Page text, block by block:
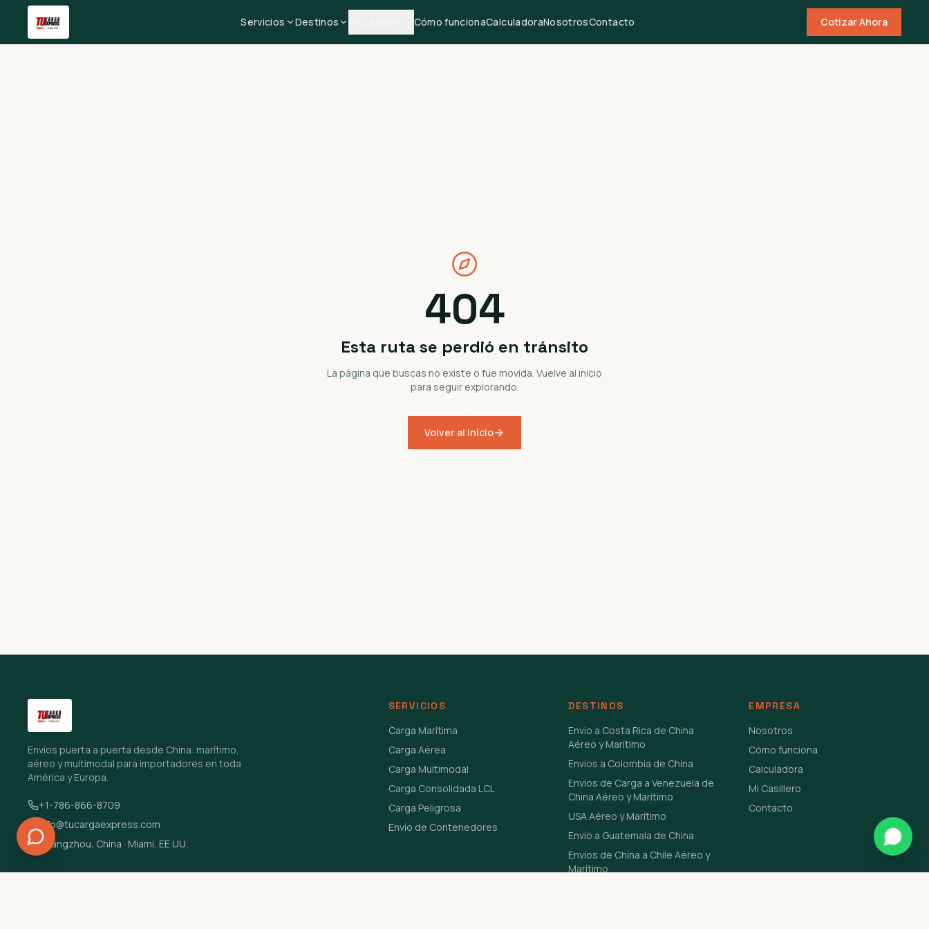
Servicios Destinos Cómo funcionaCalculadoraNosotrosContacto Cotizar Ahora
404
Esta ruta se perdió en tránsito
La página que buscas no existe o fue movida. Vuelve al inicio
para seguir explorando.
Volver al inicio
Envíos puerta a puerta desde China: marítimo,
aéreo y multimodal para importadores en toda
América y Europa.
+1-786-866-8709
info@tucargaexpress.com
Guangzhou, China · Miami, EE.UU.
SERVICIOS
Carga Marítima
Carga Aérea
Carga Multimodal
Carga Consolidada LCL
Carga Peligrosa
Envío de Contenedores
DESTINOS
Envío a Costa Rica de China
Aéreo y Marítimo
Envíos a Colombia de China
Envíos de Carga a Venezuela de
China Aéreo y Marítimo
USA Aéreo y Marítimo
Envío a Guatemala de China
Envíos de China a Chile Aéreo y
Marítimo
EMPRESA
Nosotros
Cómo funciona
Calculadora
Mi Casillero
Contacto